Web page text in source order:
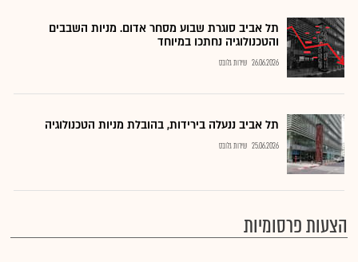
תל אביב סוגרת שבוע מסחר אדום. מניות השבבים
והטכנולוגיה נחתכו במיוחד
26.06.2026 שירות גלובס
תל אביב ננעלה בירידות, בהובלת מניות הטכנולוגיה
25.06.2026 שירות גלובס
הצעות פרסומיות